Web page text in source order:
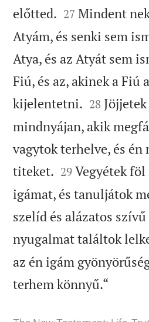
előtted. 

27 Mindent
Atyám, és senki sem
Atya, és az Atyát sem
Fiú, és az, akinek a Fiú
kijelentetni. 

28
mindnyájan, akik
vagytok terhelve, és
titeket. 

29 Vegyétek
igámat, és tanuljátok
szelíd és alázatos szívű
nyugalmat találtok
az én igám
terhem könnyű.“